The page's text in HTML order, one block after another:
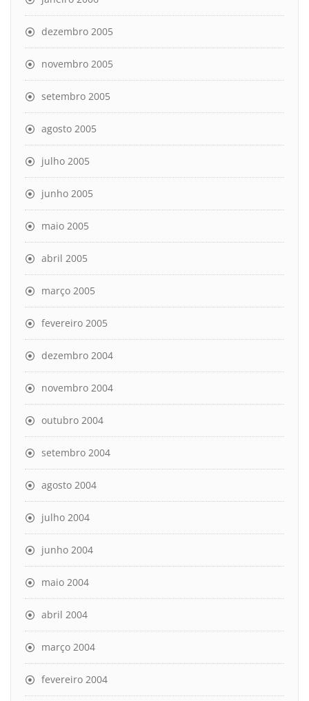
dezembro 2005
novembro 2005
setembro 2005
agosto 2005
julho 2005
junho 2005
maio 2005
abril 2005
março 2005
fevereiro 2005
dezembro 2004
novembro 2004
outubro 2004
setembro 2004
agosto 2004
julho 2004
junho 2004
maio 2004
abril 2004
março 2004
fevereiro 2004